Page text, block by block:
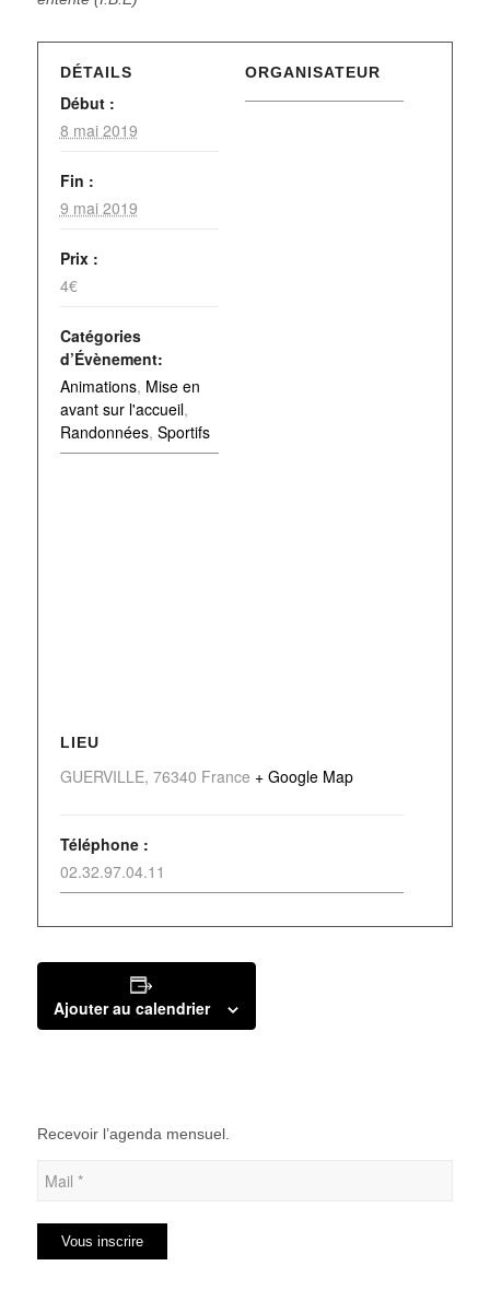
DÉTAILS
Début :
8 mai 2019
Fin :
9 mai 2019
Prix :
4€
Catégories
d’Évènement:
Animations, Mise en
avant sur l'accueil,
Randonnées, Sportifs
ORGANISATEUR
LIEU
GUERVILLE, 76340 France + Google Map
Téléphone :
02.32.97.04.11
Ajouter au calendrier
Recevoir l’agenda mensuel.